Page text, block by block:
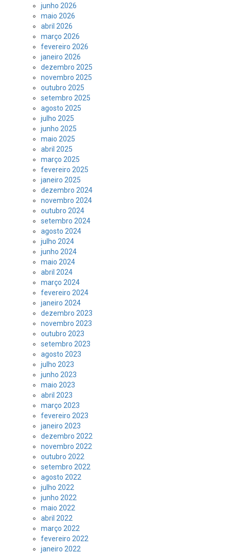
junho 2026
maio 2026
abril 2026
março 2026
fevereiro 2026
janeiro 2026
dezembro 2025
novembro 2025
outubro 2025
setembro 2025
agosto 2025
julho 2025
junho 2025
maio 2025
abril 2025
março 2025
fevereiro 2025
janeiro 2025
dezembro 2024
novembro 2024
outubro 2024
setembro 2024
agosto 2024
julho 2024
junho 2024
maio 2024
abril 2024
março 2024
fevereiro 2024
janeiro 2024
dezembro 2023
novembro 2023
outubro 2023
setembro 2023
agosto 2023
julho 2023
junho 2023
maio 2023
abril 2023
março 2023
fevereiro 2023
janeiro 2023
dezembro 2022
novembro 2022
outubro 2022
setembro 2022
agosto 2022
julho 2022
junho 2022
maio 2022
abril 2022
março 2022
fevereiro 2022
janeiro 2022